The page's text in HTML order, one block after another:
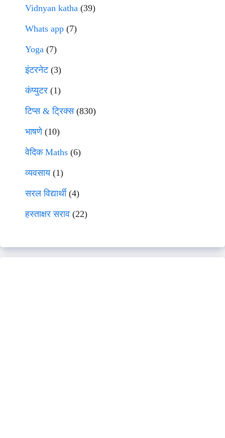
Vidnyan katha (39)
Whats app (7)
Yoga (7)
इंटरनेट(3)
कंप्युटर (1)
टिप्स & ट्रिक्स(830)
भाषणे(10)
वेदिक Maths (6)
व्यवसाय(1)
सरल विद्यार्थी(4)
हस्ताक्षर सराव (22)